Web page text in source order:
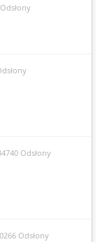
Odsłony
Odsłony